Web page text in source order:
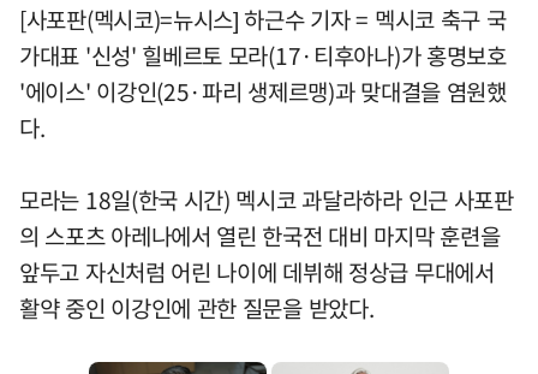
[사포판(멕시코)=뉴시스] 하근수 기자 = 멕시코 축구 국
가대표 '신성' 힐베르토 모라(17·티후아나)가 홍명보호
'에이스' 이강인(25·파리 생제르맹)과 맞대결을 염원했
다.
모라는 18일(한국 시간) 멕시코 과달라하라 인근 사포판
의 스포츠 아레나에서 열린 한국전 대비 마지막 훈련을
앞두고 자신처럼 어린 나이에 데뷔해 정상급 무대에서
활약 중인 이강인에 관한 질문을 받았다.